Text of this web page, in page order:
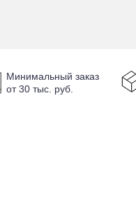
Минимальный заказ
от 30 тыс. руб.